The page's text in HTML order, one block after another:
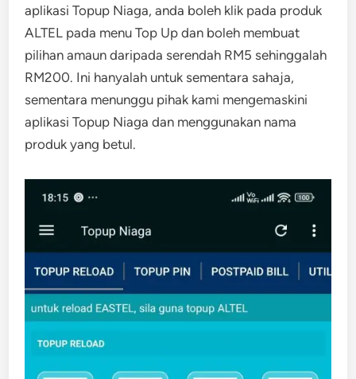
aplikasi Topup Niaga, anda boleh klik pada produk
ALTEL pada menu Top Up dan boleh membuat
pilihan amaun daripada serendah RM5 sehinggalah
RM200. Ini hanyalah untuk sementara sahaja,
sementara menunggu pihak kami mengemaskini
aplikasi Topup Niaga dan menggunakan nama
produk yang betul.